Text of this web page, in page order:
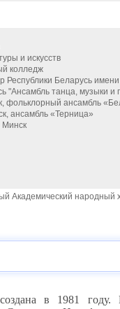
и искусств
колледж
Беларусь
"Ансамбль танца, музыки
фольклорный ансамбль
ансамбль «Терница»
Минск
Академический народный
в 1981